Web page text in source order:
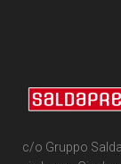
c/o Gruppo